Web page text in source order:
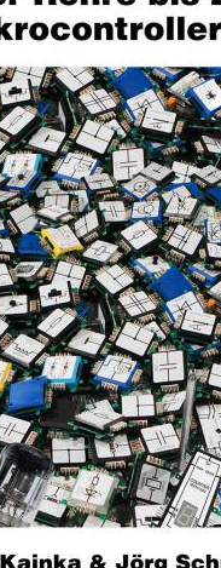
Keynote)
Core Intel Xeon